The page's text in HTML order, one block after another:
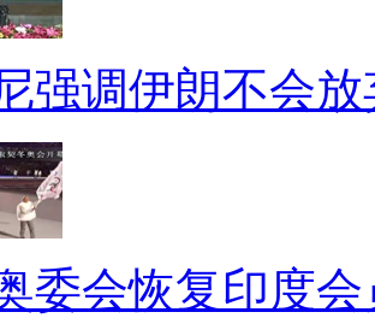
，可怜我吃素好几年。
狂买保健品和老伴分
病不要盲目治疗。
了手。导致分手的祸
女儿说，帮父亲搬东
，大约扔了5万元。
强调伊朗不会
委会恢复印度